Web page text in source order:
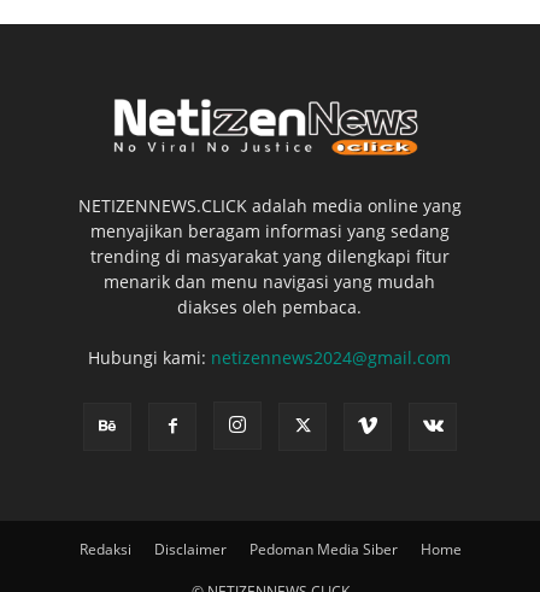
NETIZENNEWS.CLICK adalah media online yang
menyajikan beragam informasi yang sedang
trending di masyarakat yang dilengkapi fitur
menarik dan menu navigasi yang mudah
diakses oleh pembaca.
Hubungi kami: netizennews2024@gmail.com
Redaksi Disclaimer Pedoman Media Siber Home